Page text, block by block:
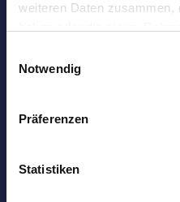
weiteren Daten zusammen,
Notwendig
Präferenzen
Statistiken